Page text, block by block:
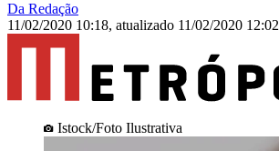
Da Redação
11/02/2020 10:18, atualizado 11/02/2020 12:02
Istock/Foto Ilustrativa